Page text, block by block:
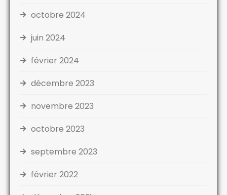
octobre 2024
juin 2024
février 2024
décembre 2023
novembre 2023
octobre 2023
septembre 2023
février 2022